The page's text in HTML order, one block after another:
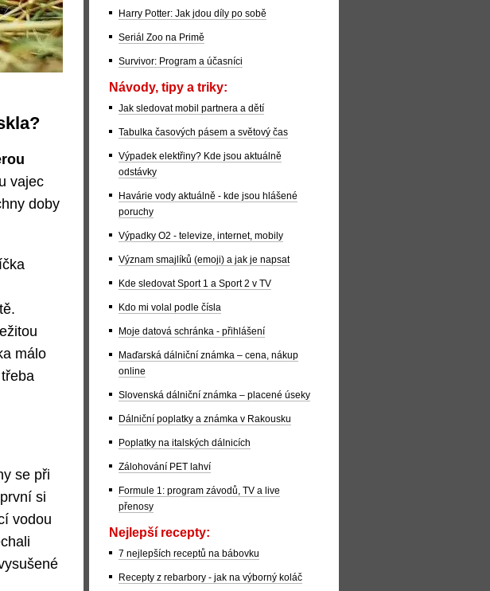
vajec
doby
málo
se při
si
vodou
Harry Potter: Jak jdou díly po sobě
Seriál Zoo na Primě
Survivor: Program a účasníci
Návody, tipy a triky:
Jak sledovat mobil partnera a dětí
Tabulka časových pásem a světový čas
Výpadek elektřiny? Kde jsou aktuálně
odstávky
Havárie vody aktuálně - kde jsou hlášené
poruchy
Výpadky O2 - televize, internet, mobily
Význam smajlíků (emoji) a jak je napsat
Kde sledovat Sport 1 a Sport 2 v TV
Kdo mi volal podle čísla
Moje datová schránka - přihlášení
Maďarská dálniční známka – cena, nákup
online
Slovenská dálniční známka – placené úseky
Dálniční poplatky a známka v Rakousku
Poplatky na italských dálnicích
Zálohování PET lahví
Formule 1: program závodů, TV a live
přenosy
Nejlepší recepty:
7 nejlepších receptů na bábovku
Recepty z rebarbory - jak na výborný koláč